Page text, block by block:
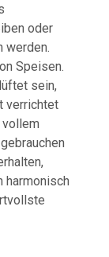
oder
werden.
Speisen.
sein,
verrichtet
harmonisch